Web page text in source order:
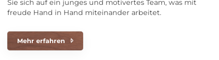
Sie sich auf ein junges und motivertes Team, was mit
freude Hand in Hand miteinander arbeitet.
Mehr erfahren